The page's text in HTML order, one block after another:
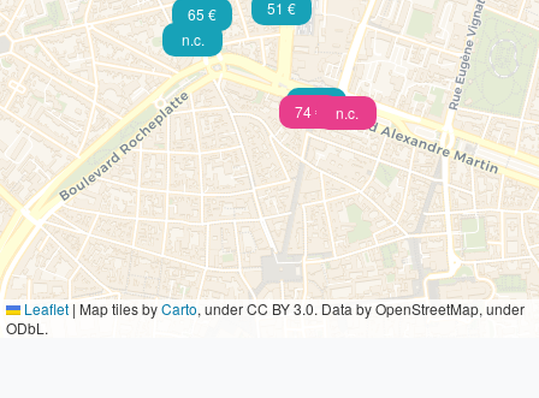
74 € n.c.
51 €
65 €
n.c.
55 €
Leaflet | Map tiles byCarto, under CC BY 3.0. Data by OpenStreetMap, under
ODbL.